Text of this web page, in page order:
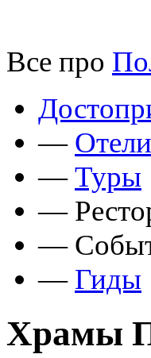
Все про
— Отели
— Туры
—
—
— Гиды
Храмы